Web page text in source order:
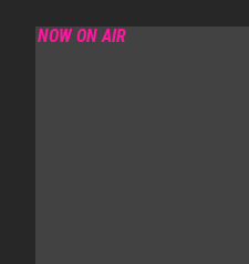
NOW ON AIR